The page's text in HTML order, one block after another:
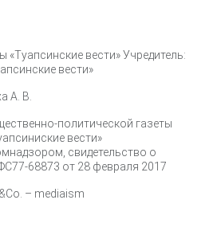
вести» Учредитель:
вести»
А. В.
политической газеты
вести»
свидетельство о
68873 от 28 февраля 2017
– mediaism